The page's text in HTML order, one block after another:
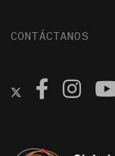
CONTÁCTANOS